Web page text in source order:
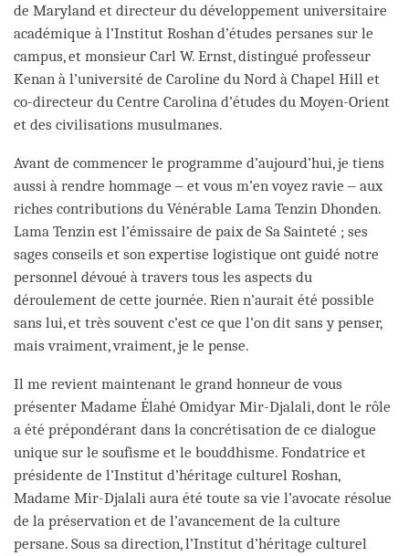
de Maryland et directeur du développement universitaire
académique à l’Institut Roshan d’études persanes sur le
campus, et monsieur Carl W. Ernst, distingué professeur
Kenan à l’université de Caroline du Nord à Chapel Hill et
co-directeur du Centre Carolina d’études du Moyen-Orient
et des civilisations musulmanes.
Avant de commencer le programme d’aujourd’hui, je tiens
aussi à rendre hommage ‒ et vous m’en voyez ravie ‒ aux
riches contributions du Vénérable Lama Tenzin Dhonden.
Lama Tenzin est l’émissaire de paix de Sa Sainteté ; ses
sages conseils et son expertise logistique ont guidé notre
personnel dévoué à travers tous les aspects du
déroulement de cette journée. Rien n’aurait été possible
sans lui, et très souvent c’est ce que l’on dit sans y penser,
mais vraiment, vraiment, je le pense.
Il me revient maintenant le grand honneur de vous
présenter Madame Élahé Omidyar Mir-Djalali, dont le rôle
a été prépondérant dans la concrétisation de ce dialogue
unique sur le soufisme et le bouddhisme. Fondatrice et
présidente de l’Institut d’héritage culturel Roshan,
Madame Mir-Djalali aura été toute sa vie l’avocate résolue
de la préservation et de l’avancement de la culture
persane. Sous sa direction, l’Institut d’héritage culturel